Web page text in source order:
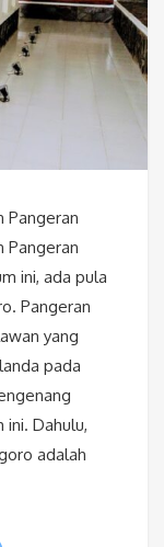
Pangeran
Pangeran
ini, ada pula
Pangeran
yang
pada
ini. Dahulu,
adalah